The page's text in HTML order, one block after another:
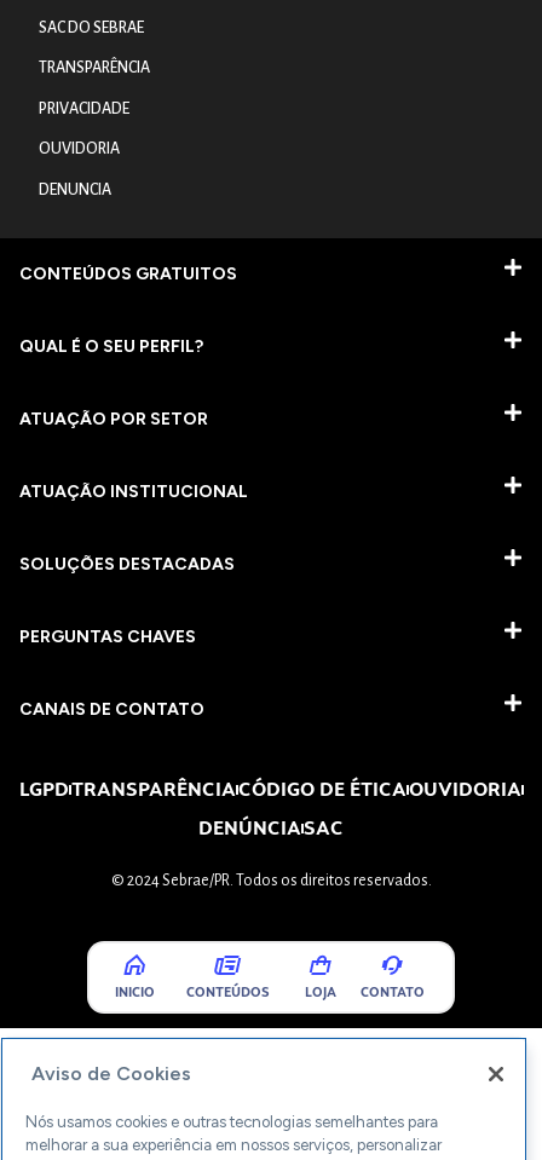
SAC DO SEBRAE
TRANSPARÊNCIA
PRIVACIDADE
OUVIDORIA
DENUNCIA
CONTEÚDOS GRATUITOS
QUAL É O SEU PERFIL?
ATUAÇÃO POR SETOR
ATUAÇÃO INSTITUCIONAL
SOLUÇÕES DESTACADAS
PERGUNTAS CHAVES​
CANAIS DE CONTATO
LGPDTRANSPARÊNCIACÓDIGO DE ÉTICAOUVIDORIA
DENÚNCIASAC
© 2024 Sebrae/PR. Todos os direitos reservados.
INICIO CONTEÚDOS LOJA CONTATO
Aviso de Cookies
Nós usamos cookies e outras tecnologias semelhantes para
melhorar a sua experiência em nossos serviços, personalizar